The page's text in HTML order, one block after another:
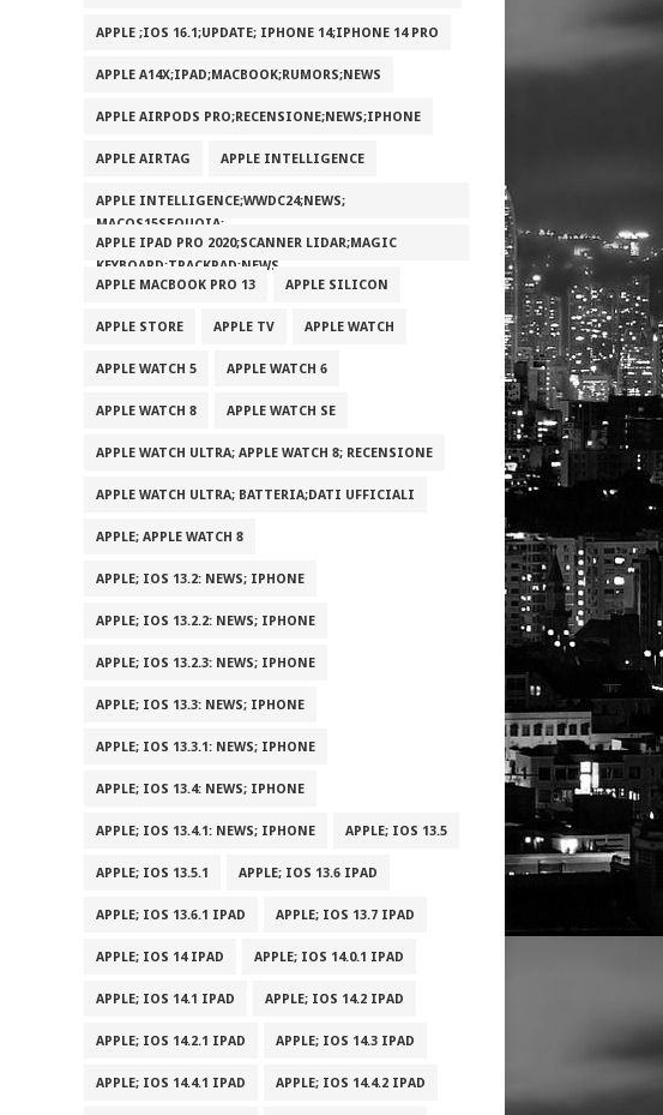
APPLE ;IOS 16.1;UPDATE; IPHONE 14;IPHONE 14 PRO
APPLE A14X;IPAD;MACBOOK;RUMORS;NEWS
APPLE AIRPODS PRO;RECENSIONE;NEWS;IPHONE
APPLE AIRTAG APPLE INTELLIGENCE
APPLE INTELLIGENCE;WWDC24;NEWS;
MACOS15SEQUOIA;
APPLE IPAD PRO 2020;SCANNER LIDAR;MAGIC
KEYBOARD;TRACKPAD;NEWS
APPLE MACBOOK PRO 13
APPLE SILICON
APPLE STORE APPLE TV APPLE WATCH
APPLE WATCH 5 APPLE WATCH 6
APPLE WATCH 8 APPLE WATCH SE
APPLE WATCH ULTRA; APPLE WATCH 8; RECENSIONE
APPLE WATCH ULTRA; BATTERIA;DATI UFFICIALI
APPLE; APPLE WATCH 8
APPLE; IOS 13.2: NEWS; IPHONE
APPLE; IOS 13.2.2: NEWS; IPHONE
APPLE; IOS 13.2.3: NEWS; IPHONE
APPLE; IOS 13.3: NEWS; IPHONE
APPLE; IOS 13.3.1: NEWS; IPHONE
APPLE; IOS 13.4: NEWS; IPHONE
APPLE; IOS 13.4.1: NEWS; IPHONE APPLE; IOS 13.5
APPLE; IOS 13.5.1 APPLE; IOS 13.6 IPAD
APPLE; IOS 13.6.1 IPAD APPLE; IOS 13.7 IPAD
APPLE; IOS 14 IPAD APPLE; IOS 14.0.1 IPAD
APPLE; IOS 14.1 IPAD APPLE; IOS 14.2 IPAD
APPLE; IOS 14.2.1 IPAD APPLE; IOS 14.3 IPAD
APPLE; IOS 14.4.1 IPAD APPLE; IOS 14.4.2 IPAD